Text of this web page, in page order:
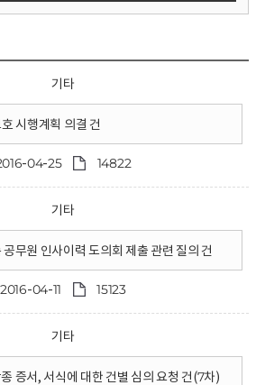
기타
시행계획 의결 건
04-25 14822
기타
무원 인사이력 도의회 제출 관련 질의 건
2016-04-11 15123
기타
증서, 서식에 대한 건별 심의 요청 건(7차)